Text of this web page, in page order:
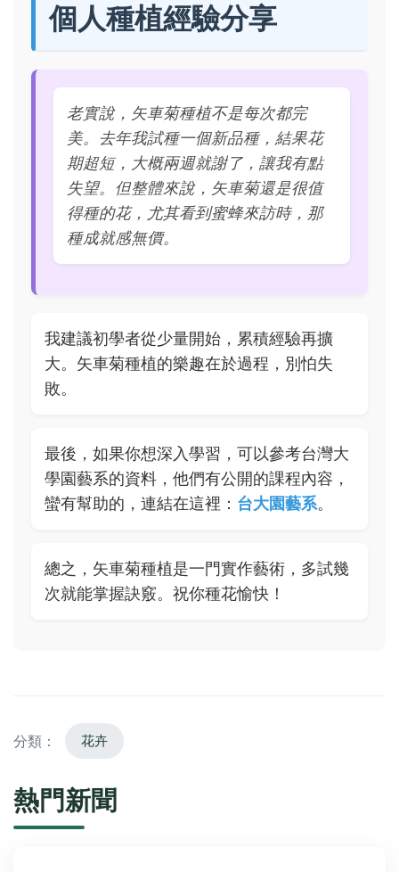
個人種植經驗分享
老實說，矢車菊種植不是每次都完
美。去年我試種一個新品種，結果花
期超短，大概兩週就謝了，讓我有點
失望。但整體來說，矢車菊還是很值
得種的花，尤其看到蜜蜂來訪時，那
種成就感無價。
我建議初學者從少量開始，累積經驗再擴
大。矢車菊種植的樂趣在於過程，別怕失
敗。
最後，如果你想深入學習，可以參考台灣大
學園藝系的資料，他們有公開的課程內容，
蠻有幫助的，連結在這裡： 台大園藝系。
總之，矢車菊種植是一門實作藝術，多試幾
次就能掌握訣竅。祝你種花愉快！
分類： 花卉
熱門新聞